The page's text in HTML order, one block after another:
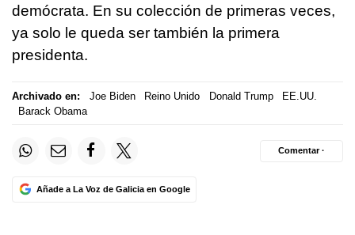
demócrata. En su colección de primeras veces,
ya solo le queda ser también la primera
presidenta.
Archivado en: Joe Biden Reino Unido Donald Trump
EE.UU.
Barack Obama
Añade a La Voz de Galicia en Google
Comentar ·